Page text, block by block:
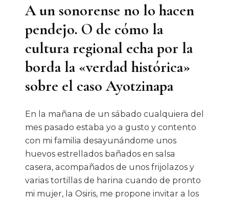
A un sonorense no lo hacen
pendejo. O de cómo la
cultura regional echa por la
borda la «verdad histórica»
sobre el caso Ayotzinapa
En la mañana de un sábado cualquiera del
mes pasado estaba yo a gusto y contento
con mi familia desayunándome unos
huevos estrellados bañados en salsa
casera, acompañados de unos frijolazos y
varias tortillas de harina cuando de pronto
mi mujer, la Osiris, me propone invitar a los